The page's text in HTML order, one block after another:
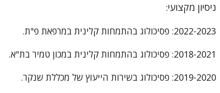
ניסיון מקצועי:
2022-2023: פסיכולוג בהתמחות קלינית במרפאת פ"ת.
2018-2021: פסיכולוג בהתמחות קלינית במכון טמיר בת"א.
2019-2020: פסיכולוג בשירות הייעוץ של מכללת שנקר.